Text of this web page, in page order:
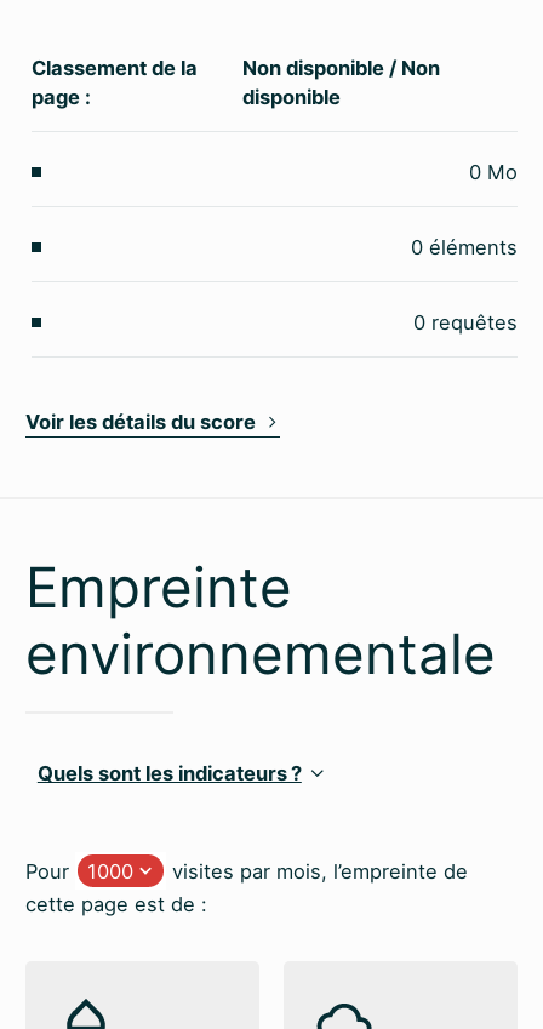
Classement de la
page :
Non disponible / Non
disponible
0 Mo
0 éléments
0 requêtes
Voir les détails du score
Empreinte
environnementale
Quels sont les indicateurs ?
Pour
visites par mois, l’empreinte de
cette page est de :